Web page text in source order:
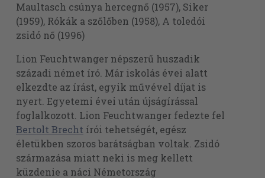
Maultasch csúnya hercegnő (1957), Siker
(1959), Rókák a szőlőben (1958), A toledói
zsidó nő (1996)
Lion Feuchtwanger népszerű huszadik
századi német író. Már iskolás évei alatt
elkezdte az írást, egyik művével díjat is
nyert. Egyetemi évei után újságírással
foglalkozott. Lion Feuchtwanger fedezte fel
Bertolt Brecht írói tehetségét, egész
életükben szoros barátságban voltak. Zsidó
származása miatt neki is meg kellett
küzdenie a náci Németország